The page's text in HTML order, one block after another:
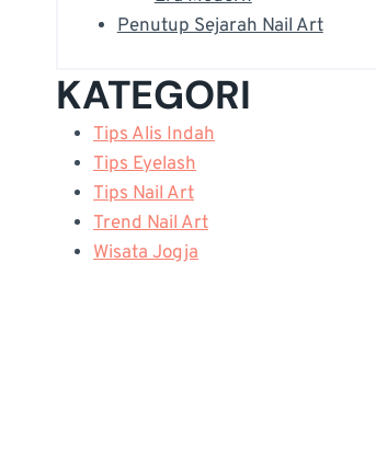
Penutup Sejarah Nail Art
KATEGORI
Tips Alis Indah
Tips Eyelash
Tips Nail Art
Trend Nail Art
Wisata Jogja